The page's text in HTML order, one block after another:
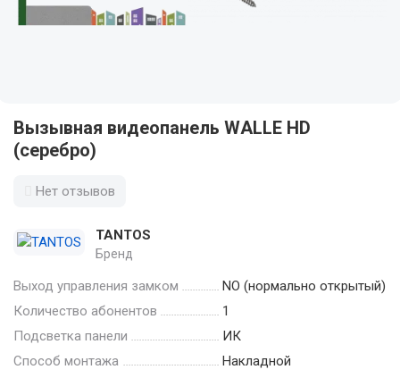
Вызывная видеопанель WALLE HD
(серебро)
Нет отзывов
TANTOS
Бренд
Выход управления замком
NO (нормально открытый)
Количество абонентов
1
Подсветка панели
ИК
Способ монтажа
Накладной